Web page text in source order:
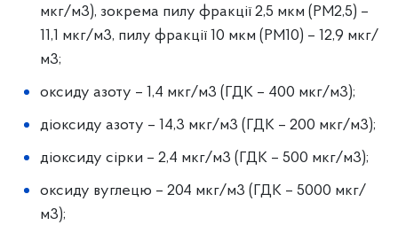
мкг/м3), зокрема пилу фракції 2,5 мкм (PM2,5) –
11,1 мкг/м3, пилу фракції 10 мкм (PM10) – 12,9 мкг/
м3;
оксиду азоту – 1,4 мкг/м3 (ГДК – 400 мкг/м3);
діоксиду азоту – 14,3 мкг/м3 (ГДК – 200 мкг/м3);
діоксиду сірки – 2,4 мкг/м3 (ГДК – 500 мкг/м3);
оксиду вуглецю – 204 мкг/м3 (ГДК – 5000 мкг/
м3);